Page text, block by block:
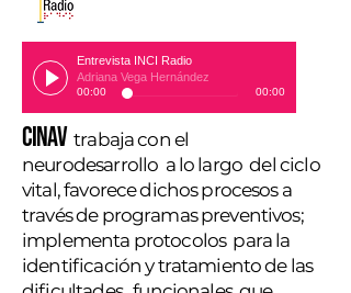
Entrevista INCI Radio
Adriana Vega Hernández
00:00 00:00
CINAVtrabaja con el
neurodesarrollo a lo largo del ciclo
vital, favorece dichos procesos a
través de programas preventivos;
implementa protocolos para la
identificación y tratamiento de las